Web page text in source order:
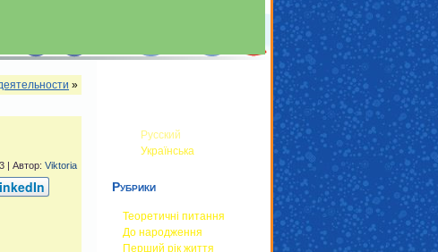
»
| Автор: Viktoria
Русский
Українська
Рубрики
Теоретичні питання
До народження
Перший рік життя